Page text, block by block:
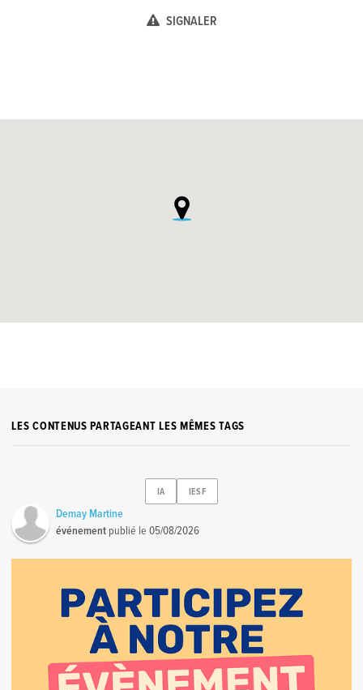
SIGNALER
LES CONTENUS PARTAGEANT LES MÊMES TAGS
IA IESF
Demay Martine
événement publié le05/08/2026